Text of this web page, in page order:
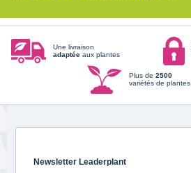
Une livraison
adaptée aux plantes
Plus de 2500
variétés de plantes
Newsletter Leaderplant